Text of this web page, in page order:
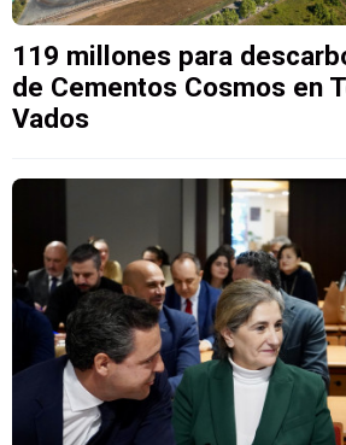
119 millones para
de Cementos Cosmos en
Vados